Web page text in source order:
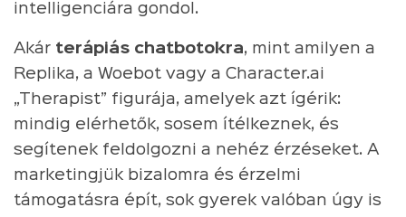
intelligenciára gondol.
Akár terápiás chatbotokra, mint amilyen a
Replika, a Woebot vagy a Character.ai
„Therapist” figurája, amelyek azt ígérik:
mindig elérhetők, sosem ítélkeznek, és
segítenek feldolgozni a nehéz érzéseket. A
marketingjük bizalomra és érzelmi
támogatásra épít, sok gyerek valóban úgy is